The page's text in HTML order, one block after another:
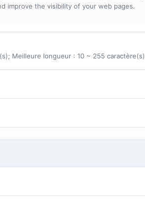
improve the visibility of your web pages.
Meilleure longueur : 10 ~ 255 caractère(s)